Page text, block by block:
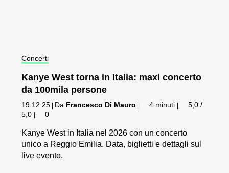
Concerti
Kanye West torna in Italia: maxi concerto
da 100mila persone
19.12.25 | Da Francesco Di Mauro | 4 minuti |
5,0 /
5,0 | 0
Kanye West in Italia nel 2026 con un concerto
unico a Reggio Emilia. Data, biglietti e dettagli sul
live evento.